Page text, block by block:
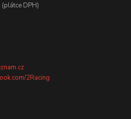
(plátce DPH)
2Racing